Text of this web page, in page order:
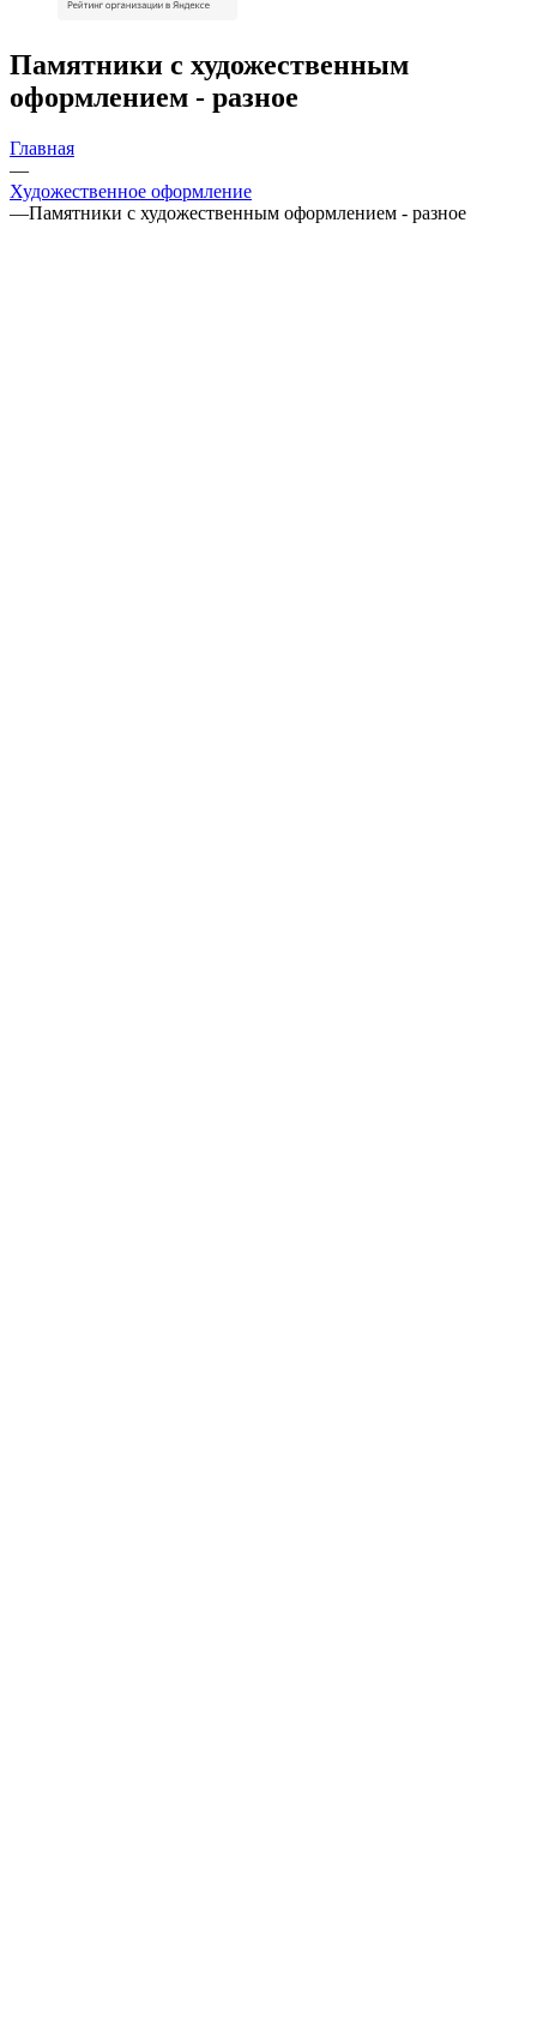
Памятники с художественным
оформлением - разное
Главная
—
Художественное оформление
—Памятники с художественным оформлением - разное